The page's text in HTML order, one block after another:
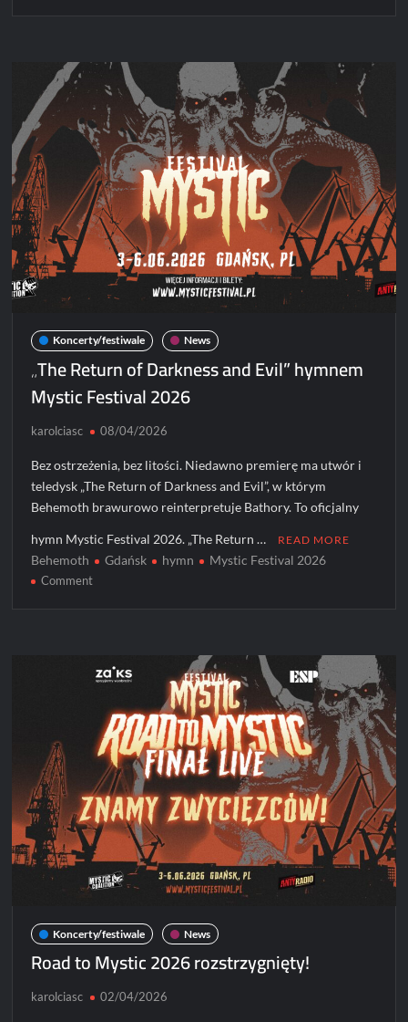
na
powierzchnię.
Tego
nie
da
się
odzobaczyć
Koncerty/festiwale News
„The Return of Darkness and Evil” hymnem
Mystic Festival 2026
karolciasc 08/04/2026
Bez ostrzeżenia, bez litości. Niedawno premierę ma utwór i
teledysk „The Return of Darkness and Evil”, w którym
Behemoth brawurowo reinterpretuje Bathory. To oficjalny
hymn Mystic Festival 2026. „The Return … READ MORE
Behemoth Gdańsk hymn Mystic Festival 2026
Commenton
and
hymnem
Mystic
Festival
2026
Koncerty/festiwale News
Road to Mystic 2026 rozstrzygnięty!
karolciasc 02/04/2026